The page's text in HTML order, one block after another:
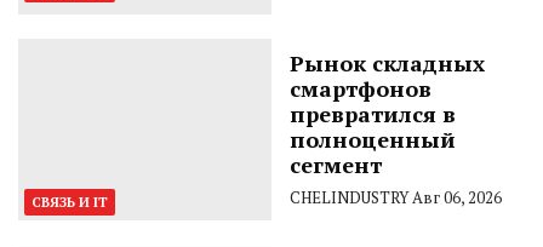
СВЯЗЬ И IT
Рынок складных
смартфонов
превратился в
полноценный
сегмент
CHELINDUSTRYАвг 06, 2026